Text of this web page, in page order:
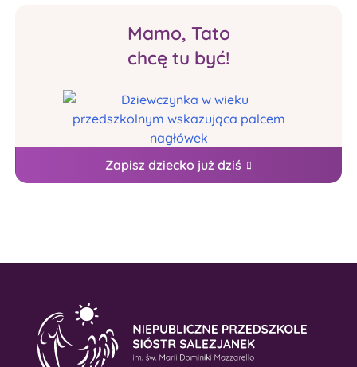
Mamo, Tato
chcę tu być!
Zapisz dziecko już dziś